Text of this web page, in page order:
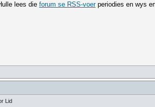
lees dieforum se RSS-voerperiodies en wys
Lid